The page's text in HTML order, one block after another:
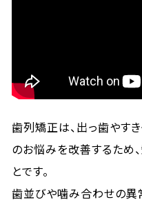
歯列矯正は、出っ歯やす
のお悩みを改善するため
とです。
歯並びや噛み合わせの異